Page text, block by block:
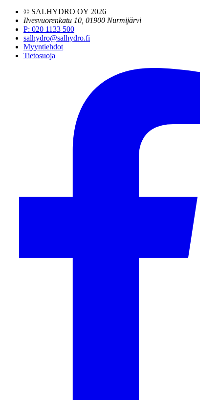
© SALHYDRO OY 2026
Ilvesvuorenkatu 10, 01900 Nurmijärvi
P: 020 1133 500
salhydro@salhydro.fi
Myyntiehdot
Tietosuoja